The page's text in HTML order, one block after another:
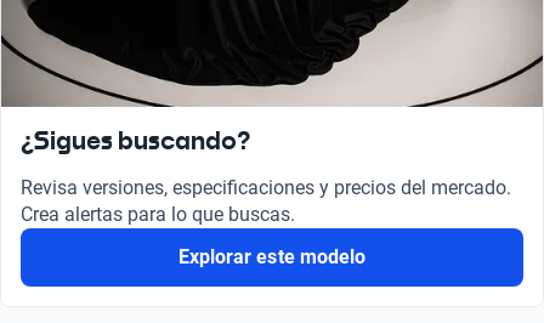
¿Sigues buscando?
Revisa versiones, especificaciones y precios del mercado.
Crea alertas para lo que buscas.
Explorar este modelo